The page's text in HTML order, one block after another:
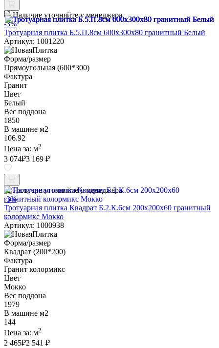
Наличие уточняйте у менеджера
-3%
Тротуарная плитка Б.5.П.8см 600х300х80 гранитный Белый
Артикул: 1001220
Форма/размер
Прямоугольная (600*300)
Фактура
Гранит
Цвет
Белый
Вес поддона
1850
В машине м2
106.92
Цена за: м2
3 074₽3 169 ₽
Наличие уточняйте у менеджера
-3%
Тротуарная плитка Квадрат Б.2.К.6см 200х200х60 гранитный
колормикс Мокко
Артикул: 1000938
Форма/размер
Квадрат (200*200)
Фактура
Гранит колормикс
Цвет
Мокко
Вес поддона
1979
В машине м2
144
Цена за: м2
2 465₽2 541 ₽